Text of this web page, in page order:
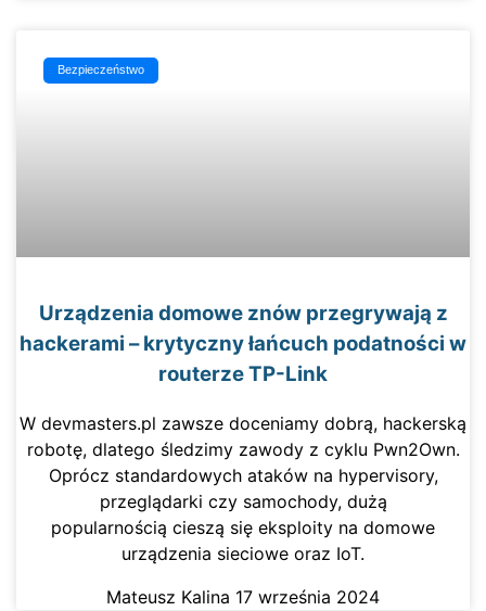
Bezpieczeństwo
Urządzenia domowe znów przegrywają z
hackerami – krytyczny łańcuch podatności w
routerze TP-Link
W devmasters.pl zawsze doceniamy dobrą, hackerską
robotę, dlatego śledzimy zawody z cyklu Pwn2Own.
Oprócz standardowych ataków na hypervisory,
przeglądarki czy samochody, dużą
popularnością cieszą się eksploity na domowe
urządzenia sieciowe oraz IoT.
Mateusz Kalina 17 września 2024